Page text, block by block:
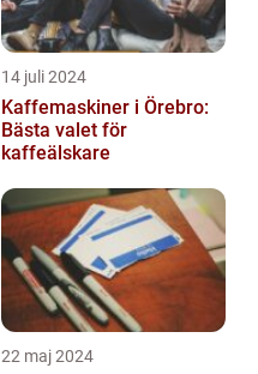
14 juli 2024
Kaffemaskiner i Örebro:
Bästa valet för
kaffeälskare
22 maj 2024